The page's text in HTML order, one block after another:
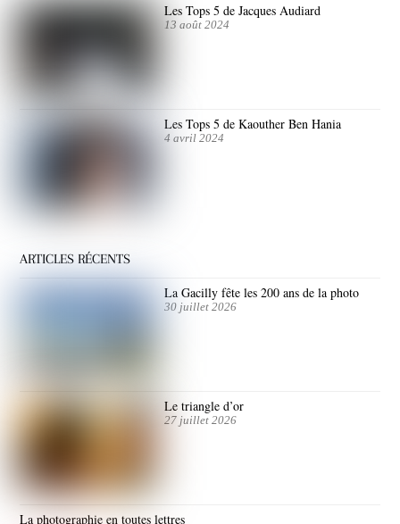
Les Tops 5 de Jacques Audiard
13 août 2024
Les Tops 5 de Kaouther Ben Hania
4 avril 2024
ARTICLES RÉCENTS
La Gacilly fête les 200 ans de la photo
30 juillet 2026
Le triangle d’or
27 juillet 2026
La photographie en toutes lettres